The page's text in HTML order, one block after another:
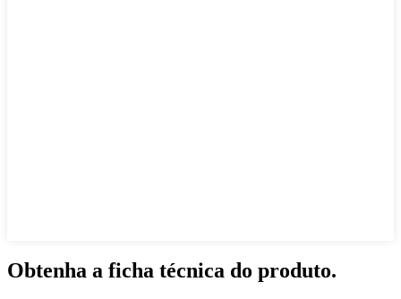
Obtenha a ficha técnica do produto.